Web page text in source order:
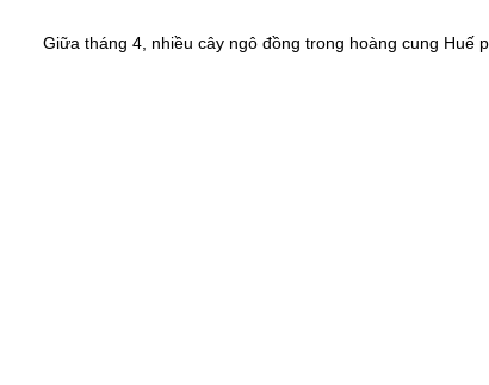
Giữa tháng 4, nhiều cây ngô đồng trong hoàng cung Huế